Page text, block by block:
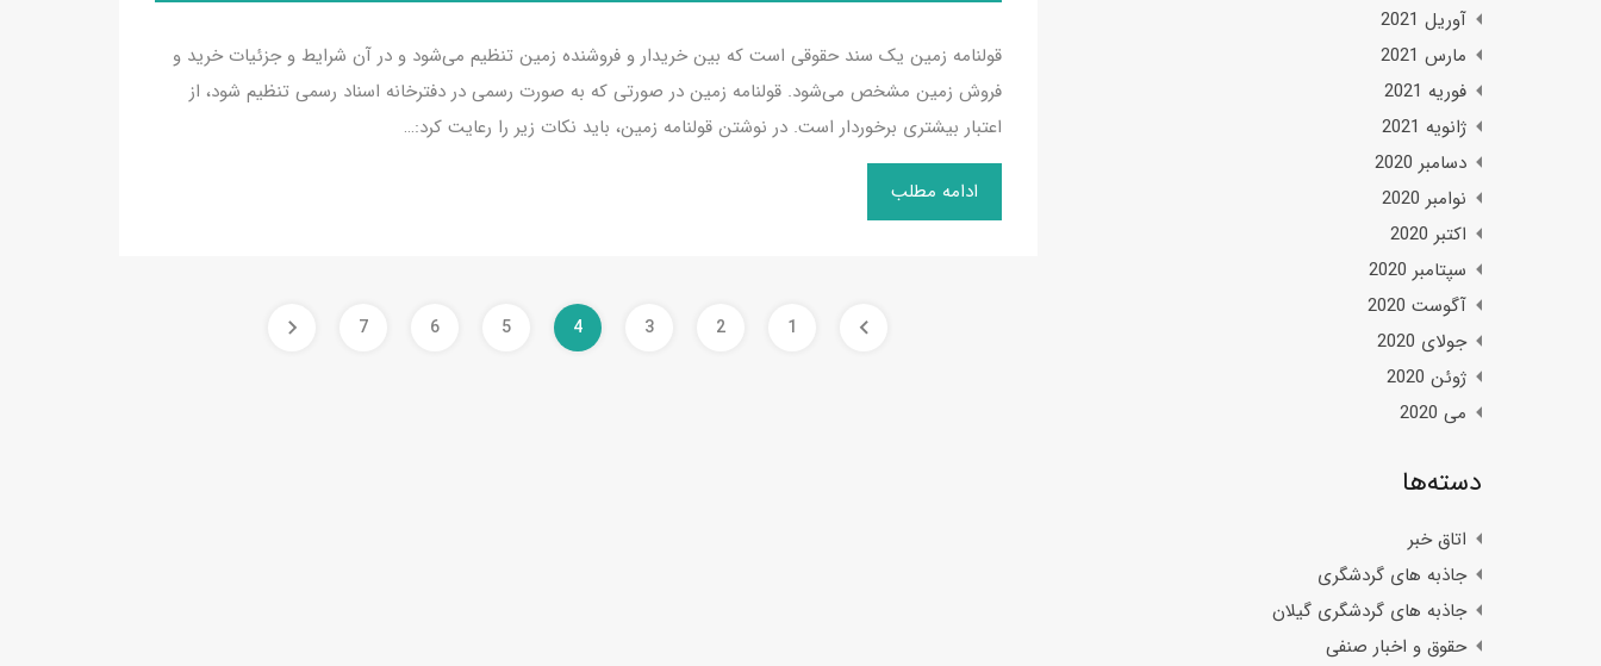
قولنامه زمین یک سند حقوقی است که بین خریدار و فروشنده زمین تنظیم می‌شود و در آن شرایط و جزئیات خرید و
فروش زمین مشخص می‌شود. قولنامه زمین در صورتی که به صورت رسمی در دفترخانه اسناد رسمی تنظیم شود، از
اعتبار بیشتری برخوردار است. در نوشتن قولنامه زمین، باید نکات زیر را رعایت کرد:…
ادامه مطلب
1
2
3
4
5
6
7
آوریل 2021
مارس 2021
فوریه 2021
ژانویه 2021
دسامبر 2020
نوامبر 2020
اکتبر 2020
سپتامبر 2020
آگوست 2020
جولای 2020
ژوئن 2020
می 2020
دسته‌ها
اتاق خبر
جاذبه های گردشگری
جاذبه های گردشگری گیلان
حقوق و اخبار صنفی